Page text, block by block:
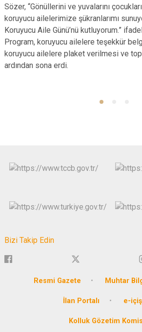
Sözer, “Gönüllerini ve yuvalarını
koruyucu ailelerimize şükranlarımı
Koruyucu Aile Günü’nü kutluyorum.”
Program, koruyucu ailelere teşekkür
koruyucu ailelere plaket verilmesi ve
ardından sona erdi.
Bizi Takip Edin
Resmi Gazete Muhtar
İlan Portalı e-
Kolluk Gözetim